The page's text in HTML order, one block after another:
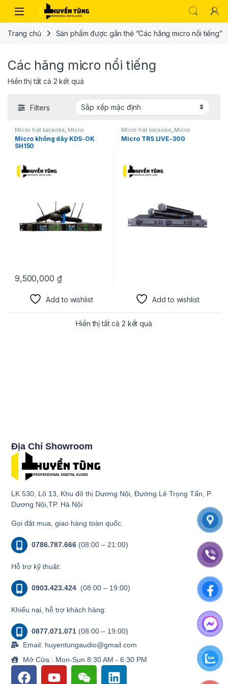
Trang chủ Sản phẩm được gắn thẻ “Các hãng micro nổi tiếng”
Các hãng micro nổi tiếng
Hiển thị tất cả 2 kết quả
Filters
Micro hát karaoke Micro
karaoke ,Thiết bị âm thanh
karaoke | KTV
Micro không dây KDS-OK
SH150
9,500,000 ₫
Add to wishlist
Micro hát karaoke Micro
karaoke,Thiết bị âm thanh
karaoke | KTV
Micro TRS LIVE-300
Add to wishlist
Hiển thị tất cả 2 kết quả
Địa Chỉ Showroom
LK 530, Lô 13, Khu đô thị Dương Nội, Đường Lê Trọng Tấn, P.
Dương Nội,TP. Hà Nội
Gọi đặt mua, giao hàng toàn quốc.
0786.787.666 (08:00 – 21:00)
Hỗ trợ kỹ thuật:
0903.423.424 (08:00 – 19:00)
Khiếu nại, hỗ trợ khách hàng:
0877.071.071 (08:00 – 19:00)
Email: huyentungaudio@gmail.com
Mở Cửa : Mon-Sun 8:30 AM - 6:30 PM